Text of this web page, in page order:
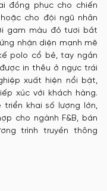
đồng phục cho chiến
cho đội ngũ nhân
gam màu đỏ tươi bắt
nhận diện mạnh mẽ
polo cổ bẻ, tay ngắn
in thêu ở ngực trái
xuất hiện nổi bật,
xúc với khách hàng.
khai số lượng lớn,
cho ngành F&B, bán
trình truyền thông